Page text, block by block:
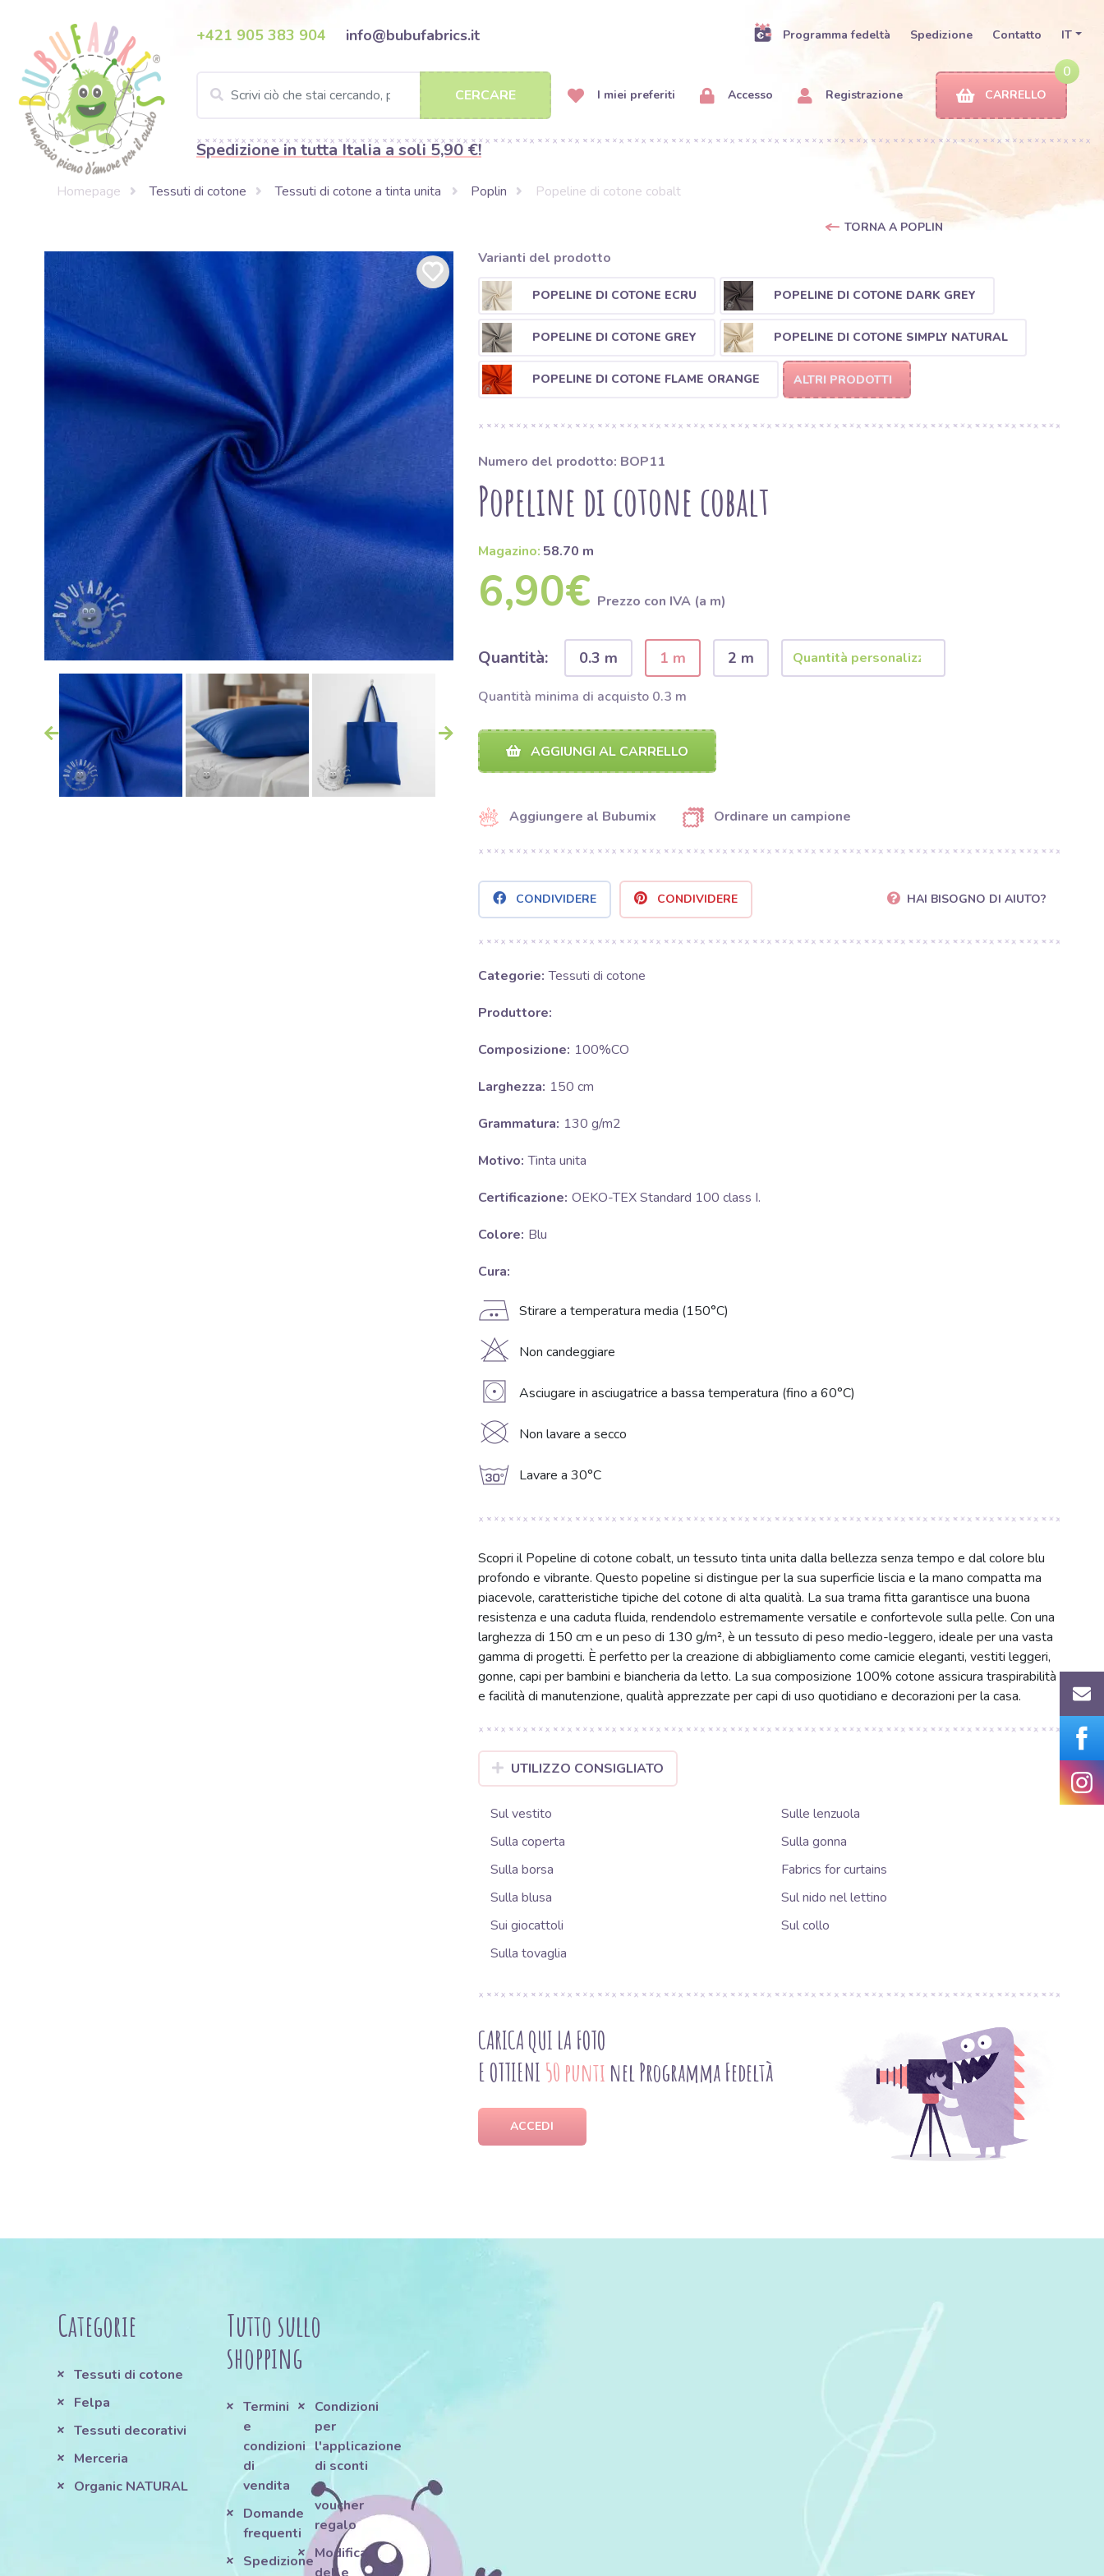
+421 905 383 904 info@bubufabrics.it Programma fedeltà Spedizione Contatto IT
CERCARE I miei preferiti Accesso Registrazione
0
CARRELLO
Spedizione in tutta Italia a soli 5,90 €!
Homepage Tessuti di cotone Tessuti di cotone a tinta unita Poplin Popeline di cotone cobalt
TORNA A POPLIN
Varianti del prodotto
POPELINE DI COTONE ECRU POPELINE DI COTONE DARK GREY
POPELINE DI COTONE GREY POPELINE DI COTONE SIMPLY NATURAL
POPELINE DI COTONE FLAME ORANGE ALTRI PRODOTTI
Numero del prodotto: BOP11
Popeline di cotone cobalt
Magazino: 58.70 m
6,90€ Prezzo con IVA (a m)
Quantità: 0.3 m 1 m 2 m
Quantità minima di acquisto 0.3 m
AGGIUNGI AL CARRELLO
Aggiungere al Bubumix Ordinare un campione
CONDIVIDERE CONDIVIDERE HAI BISOGNO DI AIUTO?
Categorie: Tessuti di cotone
Produttore:
Composizione: 100%CO
Larghezza: 150 cm
Grammatura: 130 g/m2
Motivo: Tinta unita
Certificazione: OEKO-TEX Standard 100 class I.
Colore: Blu
Cura:
E Stirare a temperatura media (150°C)
H Non candeggiare
V Asciugare in asciugatrice a bassa temperatura (fino a 60°C)
K Non lavare a secco
g Lavare a 30°C
Scopri il Popeline di cotone cobalt, un tessuto tinta unita dalla bellezza senza tempo e dal colore blu
profondo e vibrante. Questo popeline si distingue per la sua superficie liscia e la mano compatta ma
piacevole, caratteristiche tipiche del cotone di alta qualità. La sua trama fitta garantisce una buona
resistenza e una caduta fluida, rendendolo estremamente versatile e confortevole sulla pelle. Con una
larghezza di 150 cm e un peso di 130 g/m², è un tessuto di peso medio-leggero, ideale per una vasta
gamma di progetti. È perfetto per la creazione di abbigliamento come camicie eleganti, vestiti leggeri,
gonne, capi per bambini e biancheria da letto. La sua composizione 100% cotone assicura traspirabilità
e facilità di manutenzione, qualità apprezzate per capi di uso quotidiano e decorazioni per la casa.
UTILIZZO CONSIGLIATO
Sul vestito
Sulle lenzuola
Sulla coperta
Sulla gonna
Sulla borsa
Fabrics for curtains
Sulla blusa
Sul nido nel lettino
Sui giocattoli
Sul collo
Sulla tovaglia
CARICA QUI LA FOTO
E OTTIENI 50 punti nel Programma Fedeltà
ACCEDI
Categorie
Tessuti di cotone
Felpa
Tessuti decorativi
Merceria
Organic NATURAL
Tutto sullo
shopping
Termini
e
condizioni
di
vendita
Domande
frequenti
Spedizione
Condizioni
per
l'applicazione
di sconti
e
voucher
regalo
Modifica